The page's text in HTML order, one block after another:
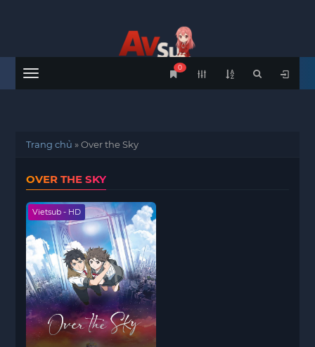
Menu
0
Trang chủ »Over the Sky
OVER THE SKY
Vietsub - HD